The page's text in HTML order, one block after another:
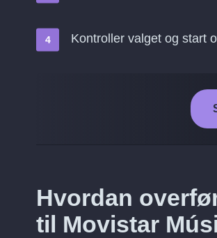
Kontroller valget og start
Hvordan
til Movistar